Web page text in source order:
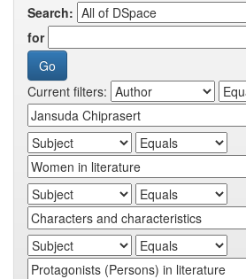
Search:
for
Current filters: